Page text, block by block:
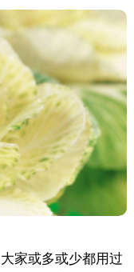
家或多或少都用过